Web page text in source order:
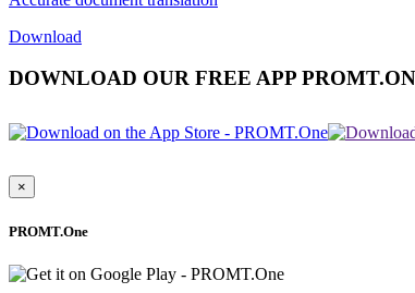
Download
DOWNLOAD OUR FREE APP
×
PROMT.One